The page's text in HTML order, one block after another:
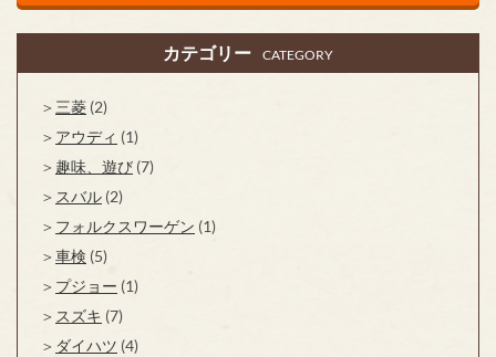
カテゴリー CATEGORY
三菱 (2)
アウディ (1)
趣味、遊び (7)
スバル (2)
フォルクスワーゲン (1)
車検 (5)
プジョー (1)
スズキ (7)
ダイハツ (4)